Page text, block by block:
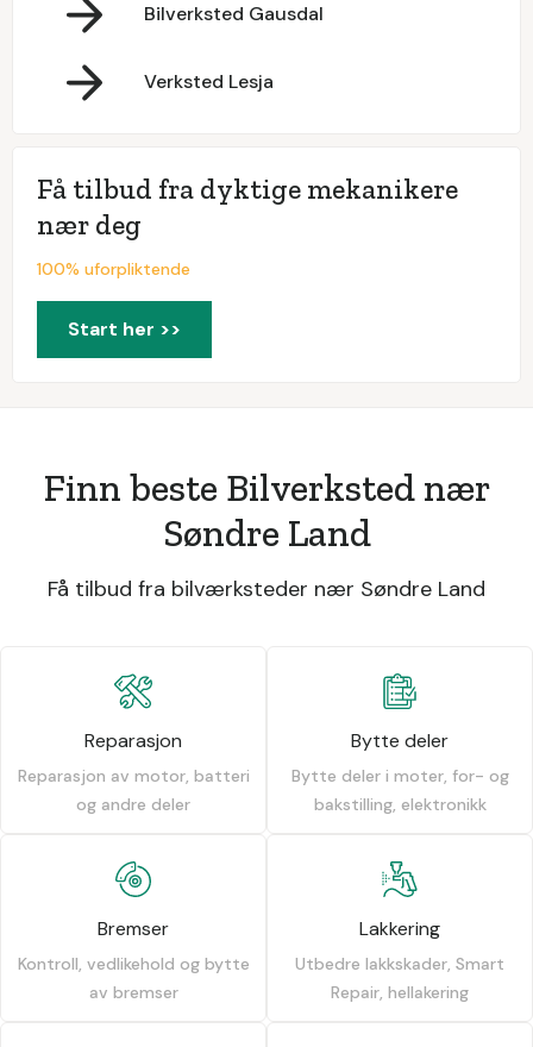
Bilverksted Gausdal
Verksted Lesja
Få tilbud fra dyktige mekanikere
nær deg
100% uforpliktende
Start her >>
Finn beste Bilverksted nær
Søndre Land
Få tilbud fra bilværksteder nær Søndre Land
Reparasjon
Reparasjon av motor, batteri
og andre deler
Bytte deler
Bytte deler i moter, for- og
bakstilling, elektronikk
Bremser
Kontroll, vedlikehold og bytte
av bremser
Lakkering
Utbedre lakkskader, Smart
Repair, hellakering